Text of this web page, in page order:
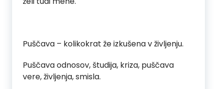
Puščava – kolikokrat že izkušena v življenju.
Puščava odnosov, študija, kriza, puščava
vere, življenja, smisla.